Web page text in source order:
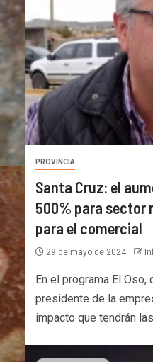
PROVINCIA
Santa Cruz: el
500% para sector
para el comercial
29 de mayo de 2024
En el programa El Oso,
presidente de la
impacto que tendrán